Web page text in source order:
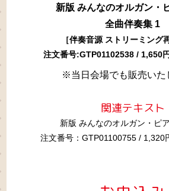
新版 みんなのオルガン・
全曲伴奏集 1
［伴奏音源 ストリーミング
注文番号:GTP01102538 / 1,650
※当日会場でも販売いた
関連テキスト
新版 みんなのオルガン・ピ
注文番号：GTP01100755 / 1,320